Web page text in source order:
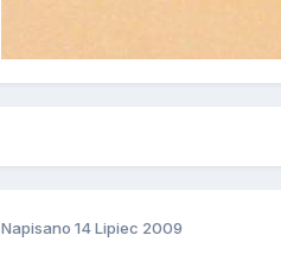
Napisano14 Lipiec 2009